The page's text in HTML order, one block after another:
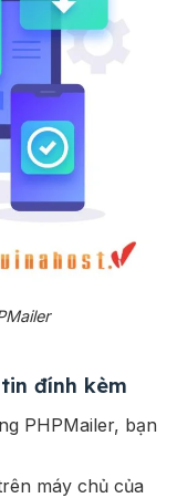
đính kèm
PHPMailer, bạn
máy chủ của